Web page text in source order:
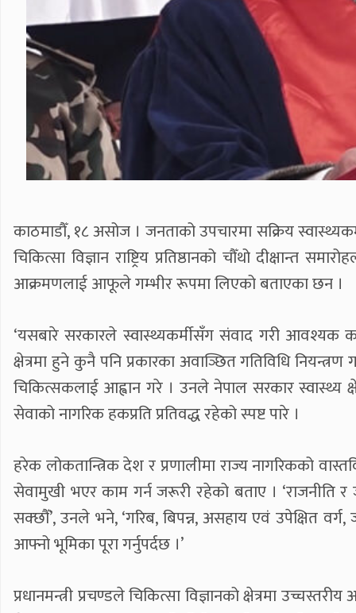
काठमाडौँ, १८ असोज । जनताको उपचारमा सक्रिय
चिकित्सा विज्ञान राष्ट्रिय प्रतिष्ठानको चौँथो दीक्षान्त
आक्रमणलाई आफूले गम्भीर रूपमा लिएको बताएका छन ।
‘यसबारे सरकारले स्वास्थ्यकर्मीसँग संवाद गरी आवश्यक
क्षेत्रमा हुने कुनै पनि प्रकारका अवाञ्छित गतिविधि
चिकित्सकलाई आह्वान गरे । उनले नेपाल सरकार स्वास्थ्य
सेवाको नागरिक हकप्रति प्रतिवद्ध रहेको स्पष्ट पारे ।
हरेक लोकतान्त्रिक देश र प्रणालीमा राज्य नागरिकको
सेवामुखी भएर काम गर्न जरूरी रहेको बताए । ‘राजनीति र
सक्छौँ’, उनले भने, ‘गरिब, बिपन्न, असहाय एवं उपेक्षित
आफ्नो भूमिका पूरा गर्नुपर्दछ ।’
प्रधानमन्त्री प्रचण्डले चिकित्सा विज्ञानको क्षेत्रमा